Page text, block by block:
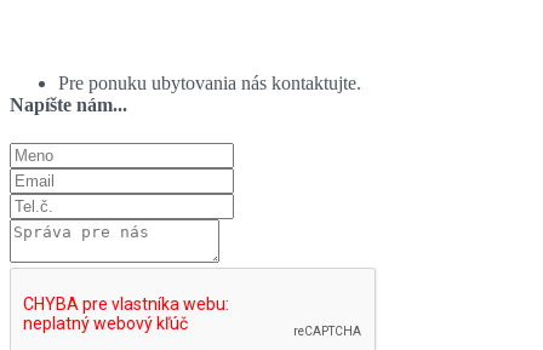
Pre ponuku ubytovania nás kontaktujte.
Napíšte nám...